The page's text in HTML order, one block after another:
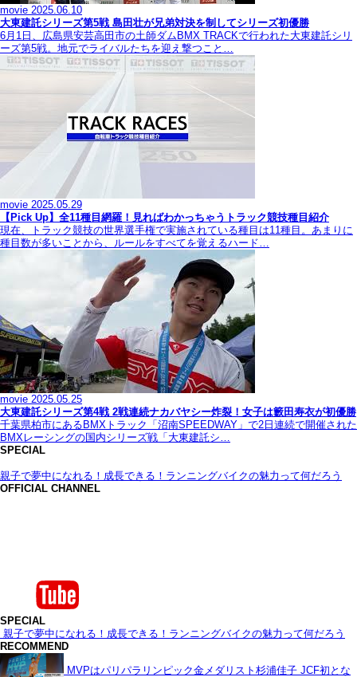
movie 2025.06.10
大東建託シリーズ第5戦 島田壮が兄弟対決を制してシリーズ初優勝
6月1日、広島県安芸高田市の土師ダムBMX TRACKで行われた大東建託シリ
ーズ第5戦。地元でライバルたちを迎え撃つこと…
movie 2025.05.29
【Pick Up】全11種目網羅！見ればわかっちゃうトラック競技種目紹介
現在、トラック競技の世界選手権で実施されている種目は11種目。あまりに
種目数が多いことから、ルールをすべてを覚えるハード…
movie 2025.05.25
大東建託シリーズ第4戦 2戦連続ナカバヤシー炸裂！女子は籔田寿衣が初優勝
千葉県柏市にあるBMXトラック「沼南SPEEDWAY」で2日連続で開催された
BMXレーシングの国内シリーズ戦「大東建託シ…
SPECIAL
親子で夢中になれる！成長できる！ランニングバイクの魅力って何だろう
OFFICIAL CHANNEL
SPECIAL
親子で夢中になれる！成長できる！ランニングバイクの魅力って何だろう
RECOMMEND
MVPはパリパラリンピック金メダリスト杉浦佳子 JCF初とな